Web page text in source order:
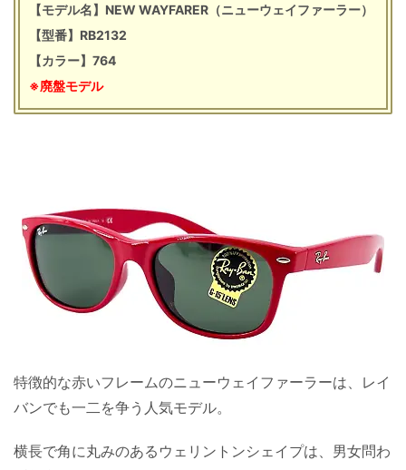
【モデル名】NEW WAYFARER（ニューウェイファーラー）
【型番】RB2132
【カラー】764
※廃盤モデル
特徴的な赤いフレームのニューウェイファーラーは、レイ
バンでも一二を争う人気モデル。
横長で角に丸みのあるウェリントンシェイプは、男女問わ